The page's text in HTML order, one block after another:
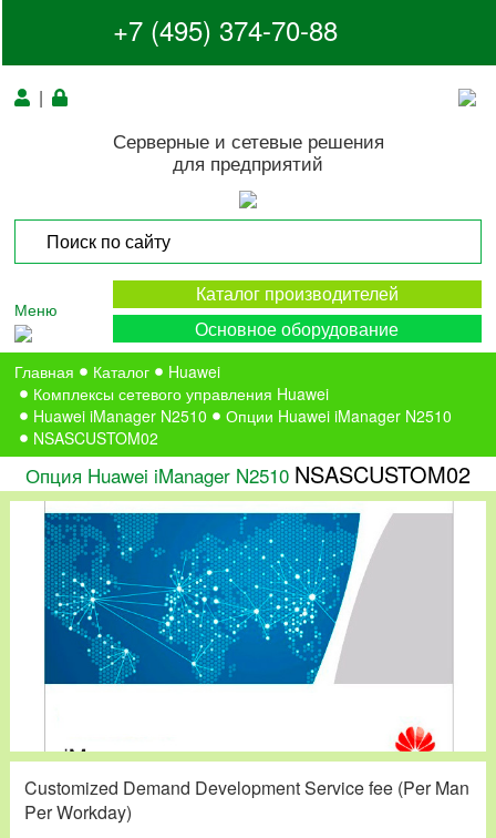
+7 (495) 374-70-88
|
Серверные и сетевые решения
для предприятий
Меню
Каталог производителей
Основное оборудование
Главная Каталог
Huawei
Комплексы сетевого управления Huawei
Huawei iManager N2510
Опции Huawei iManager N2510
NSASCUSTOM02
Опция Huawei iManager N2510 NSASCUSTOM02
Customized Demand Development Service fee (Per Man
Per Workday)